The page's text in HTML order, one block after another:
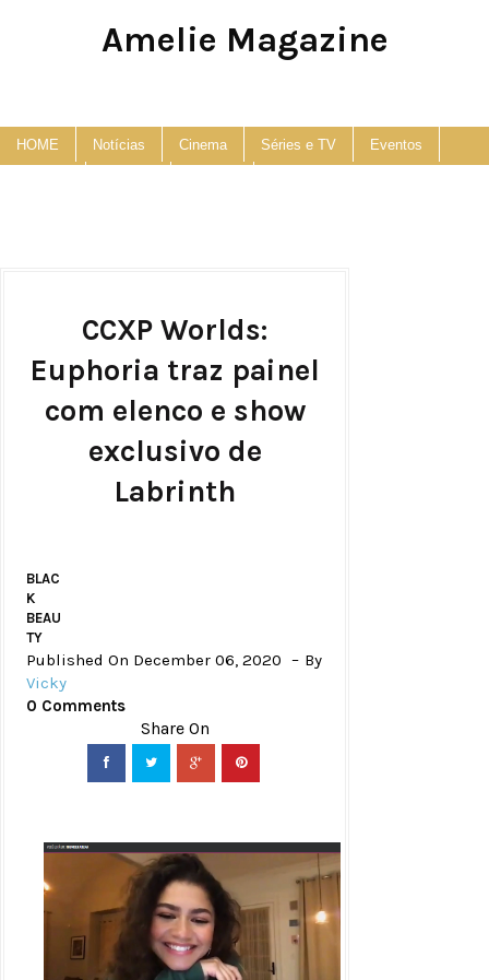
Amelie Magazine
HOME Notícias Cinema Séries e TV Eventos
CCXP Worlds:
Euphoria traz painel
com elenco e show
exclusivo de
Labrinth
BLAC
K
BEAU
TY
Published On December 06, 2020
By
Vicky
0 Comments